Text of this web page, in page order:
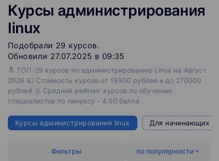
Курсы администрирования
linux
Подобрали 29 курсов.
Обновили 27.07.2025 в 09:35
🔝 ТОП-29 курсов по администрированию Linux на Август
2026 💴 Стоимость курсов от 19900 рублей и до 270000
рублей 🥇 Средний рейтинг курсов по обучению
специалистов по линуксу - 4.50 балла
Курсы администрирования linux Для начинающих
по популярности
Фильтры